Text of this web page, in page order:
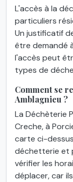
L'accès à la
particuliers
Un justificatif
être demandé
l'accès peut
types de
Comment se
Amblagnieu ?
La Déchèterie
Creche, à
carte ci-
déchetterie et
vérifier les
déplacer, car